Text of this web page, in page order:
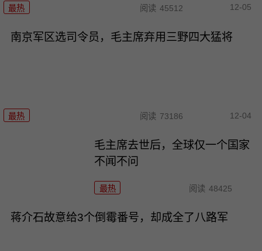
最热 阅读 45512 12-05
南京军区选司令员，毛主席弃用三野四大猛将
最热 阅读 73186 12-04
毛主席去世后，全球仅一个国家
不闻不问
最热 阅读 48425
蒋介石故意给3个倒霉番号，却成全了八路军